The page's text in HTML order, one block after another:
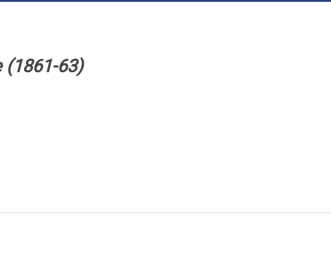
(1861-63)